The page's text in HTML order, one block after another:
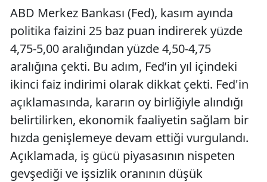
ABD Merkez Bankası (Fed), kasım ayında
politika faizini 25 baz puan indirerek yüzde
4,75-5,00 aralığından yüzde 4,50-4,75
aralığına çekti. Bu adım, Fed’in yıl içindeki
ikinci faiz indirimi olarak dikkat çekti. Fed'in
açıklamasında, kararın oy birliğiyle alındığı
belirtilirken, ekonomik faaliyetin sağlam bir
hızda genişlemeye devam ettiği vurgulandı.
Açıklamada, iş gücü piyasasının nispeten
gevşediği ve işsizlik oranının düşük